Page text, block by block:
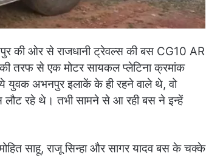
की ओर से राजधानी ट्रेवल्स की बस CG10 AR
तरफ से एक मोटर सायकल प्लेटिना क्रमांक
अभनपुर इलाकें के ही रहने वाले थे, वो
रहे थे। तभी सामने से आ रही बस ने इन्हें
साहू, राजू सिन्हा और सागर यादव बस के चक्के